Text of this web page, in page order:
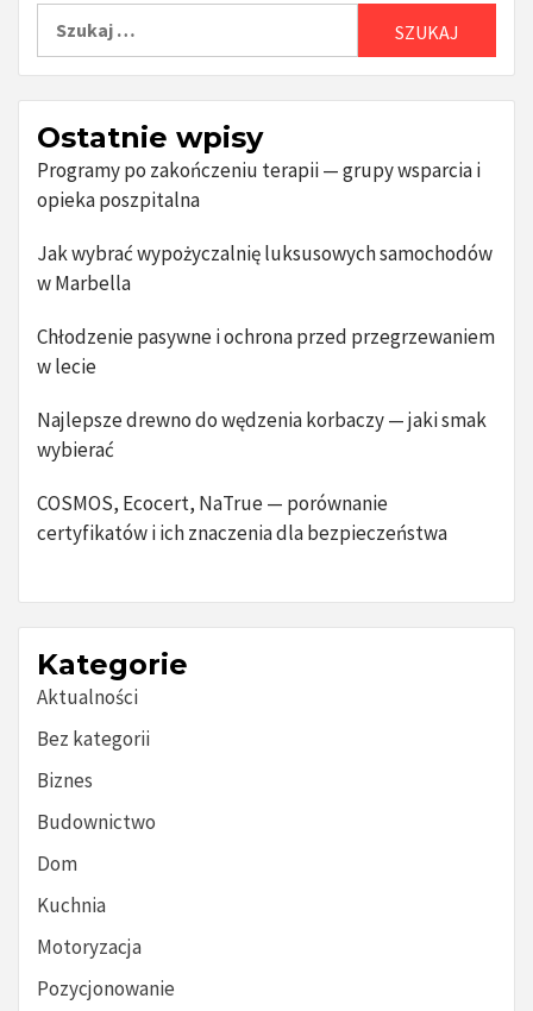
Ostatnie wpisy
Programy po zakończeniu terapii — grupy wsparcia i
opieka poszpitalna
Jak wybrać wypożyczalnię luksusowych samochodów
w Marbella
Chłodzenie pasywne i ochrona przed przegrzewaniem
w lecie
Najlepsze drewno do wędzenia korbaczy — jaki smak
wybierać
COSMOS, Ecocert, NaTrue — porównanie
certyfikatów i ich znaczenia dla bezpieczeństwa
Kategorie
Aktualności
Bez kategorii
Biznes
Budownictwo
Dom
Kuchnia
Motoryzacja
Pozycjonowanie